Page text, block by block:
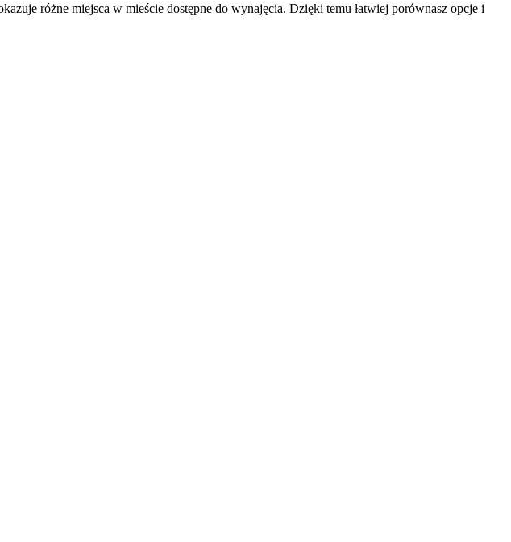
różne miejsca w mieście dostępne do wynajęcia. Dzięki temu łatwiej porównasz opcje i